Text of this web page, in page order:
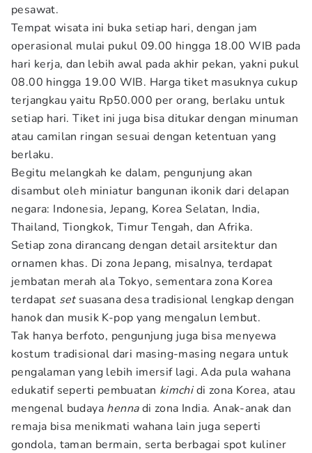
pesawat.
Tempat wisata ini buka setiap hari, dengan jam
operasional mulai pukul 09.00 hingga 18.00 WIB pada
hari kerja, dan lebih awal pada akhir pekan, yakni pukul
08.00 hingga 19.00 WIB. Harga tiket masuknya cukup
terjangkau yaitu Rp50.000 per orang, berlaku untuk
setiap hari. Tiket ini juga bisa ditukar dengan minuman
atau camilan ringan sesuai dengan ketentuan yang
berlaku.
Begitu melangkah ke dalam, pengunjung akan
disambut oleh miniatur bangunan ikonik dari delapan
negara: Indonesia, Jepang, Korea Selatan, India,
Thailand, Tiongkok, Timur Tengah, dan Afrika.
Setiap zona dirancang dengan detail arsitektur dan
ornamen khas. Di zona Jepang, misalnya, terdapat
jembatan merah ala Tokyo, sementara zona Korea
terdapat setsuasana desa tradisional lengkap dengan
hanok dan musik K-pop yang mengalun lembut.
Tak hanya berfoto, pengunjung juga bisa menyewa
kostum tradisional dari masing-masing negara untuk
pengalaman yang lebih imersif lagi. Ada pula wahana
edukatif seperti pembuatan kimchidi zona Korea, atau
mengenal budaya hennadi zona India. Anak-anak dan
remaja bisa menikmati wahana lain juga seperti
gondola, taman bermain, serta berbagai spot kuliner